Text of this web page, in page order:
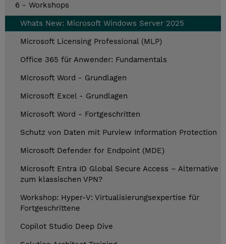
6 - Workshops
Whats New: Microsoft Windows Server 2025
Microsoft Licensing Professional (MLP)
Office 365 für Anwender: Fundamentals
Microsoft Word - Grundlagen
Microsoft Excel - Grundlagen
Microsoft Word - Fortgeschritten
Schutz von Daten mit Purview Information Protection
Microsoft Defender for Endpoint (MDE)
Microsoft Entra ID Global Secure Access – Alternative
zum klassischen VPN?
Workshop: Hyper-V: Virtualisierungsexpertise für
Fortgeschrittene
Copilot Studio Deep Dive